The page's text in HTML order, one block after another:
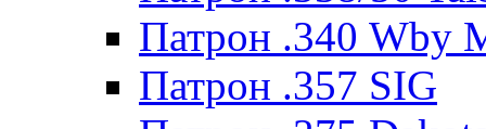
Патрон .340 Wby
Патрон .357 SIG